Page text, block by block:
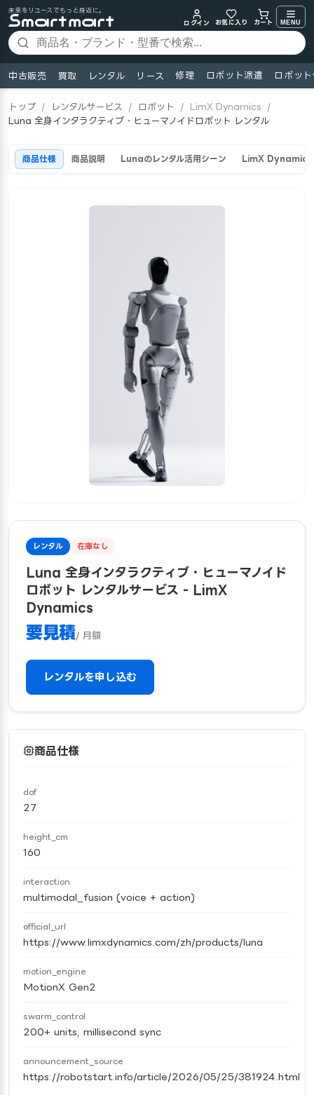
未来をリユースでもっと身近に。
ログイン
お気に入り カート MENU
中古販売 買取 レンタル リース 修理 ロボット派遣 ロボッ
トップ / レンタルサービス / ロボット / LimX Dynamics
/
Luna 全身インタラクティブ・ヒューマノイドロボット レンタル
商品仕様 商品説明 Lunaのレンタル活用シーン LimX Dynamics
レンタル 在庫なし
Luna 全身インタラクティブ・ヒューマノイド
ロボット レンタルサービス - LimX
Dynamics
要見積/ 月額
レンタルを申し込む
商品仕様
dof
27
height_cm
160
interaction
multimodal_fusion (voice + action)
official_url
https://www.limxdynamics.com/zh/products/luna
motion_engine
MotionX Gen2
swarm_control
200+ units, millisecond sync
announcement_source
https://robotstart.info/article/2026/05/25/381924.html